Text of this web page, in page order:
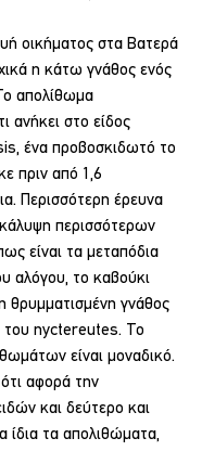
οικήματος στα Βατερά
η κάτω γνάθος ενός
απολίθωμα
ανήκει στο είδος
ένα προβοσκιδωτό το
πριν από 1,6
Περισσότερη έρευνα
περισσότερων
είναι τα μεταπόδια
αλόγου, το καβούκι
θρυμματισμένη γνάθος
του nyctereutes. Το
είναι μοναδικό.
αφορά την
και δεύτερο και
ίδια τα απολιθώματα,